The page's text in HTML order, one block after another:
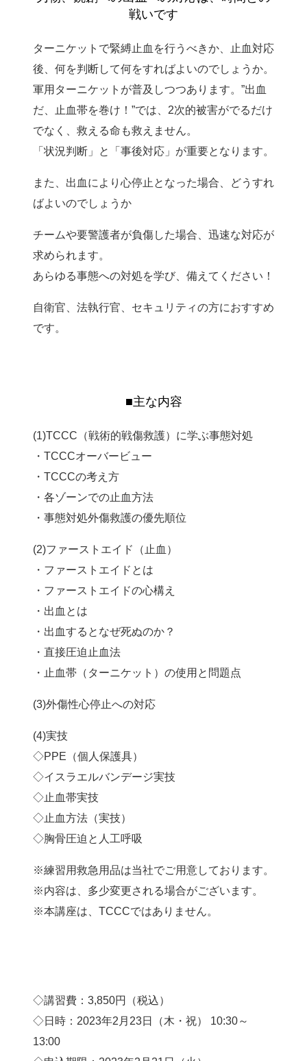
戦いです
ターニケットで緊縛止血を行うべきか、止血対応
後、何を判断して何をすればよいのでしょうか。
軍用ターニケットが普及しつつあります。”出血
だ、止血帯を巻け！”では、2次的被害がでるだけ
でなく、救える命も救えません。
「状況判断」と「事後対応」が重要となります。
また、出血により心停止となった場合、どうすれ
ばよいのでしょうか
チームや要警護者が負傷した場合、迅速な対応が
求められます。
あらゆる事態への対処を学び、備えてください！
自衛官、法執行官、セキュリティの方におすすめ
です。
■主な内容
(1)TCCC（戦術的戦傷救護）に学ぶ事態対処
・TCCCオーバービュー
・TCCCの考え方
・各ゾーンでの止血方法
・事態対処外傷救護の優先順位
(2)ファーストエイド（止血）
・ファーストエイドとは
・ファーストエイドの心構え
・出血とは
・出血するとなぜ死ぬのか？
・直接圧迫止血法
・止血帯（ターニケット）の使用と問題点
(3)外傷性心停止への対応
(4)実技
◇PPE（個人保護具）
◇イスラエルバンデージ実技
◇止血帯実技
◇止血方法（実技）
◇胸骨圧迫と人工呼吸
※練習用救急用品は当社でご用意しております。
※内容は、多少変更される場合がございます。
※本講座は、TCCCではありません。
◇講習費：3,850円（税込）
◇日時：2023年2月23日（木・祝） 10:30～
13:00